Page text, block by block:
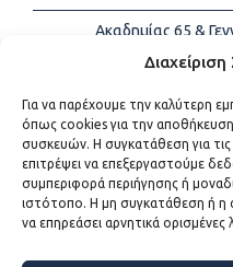
Για να παρέχουμε την καλύτερη
όπως cookies για την
συσκευών. Η συγκατάθεση για
επιτρέψει να επεξεργαστούμε
συμπεριφορά περιήγησης ή
ιστότοπο. Η μη συγκατάθεση ή η
να επηρεάσει αρνητικά ορισμένες
Ακαδημίας 65 &
Τηλέφωνα:
Email: